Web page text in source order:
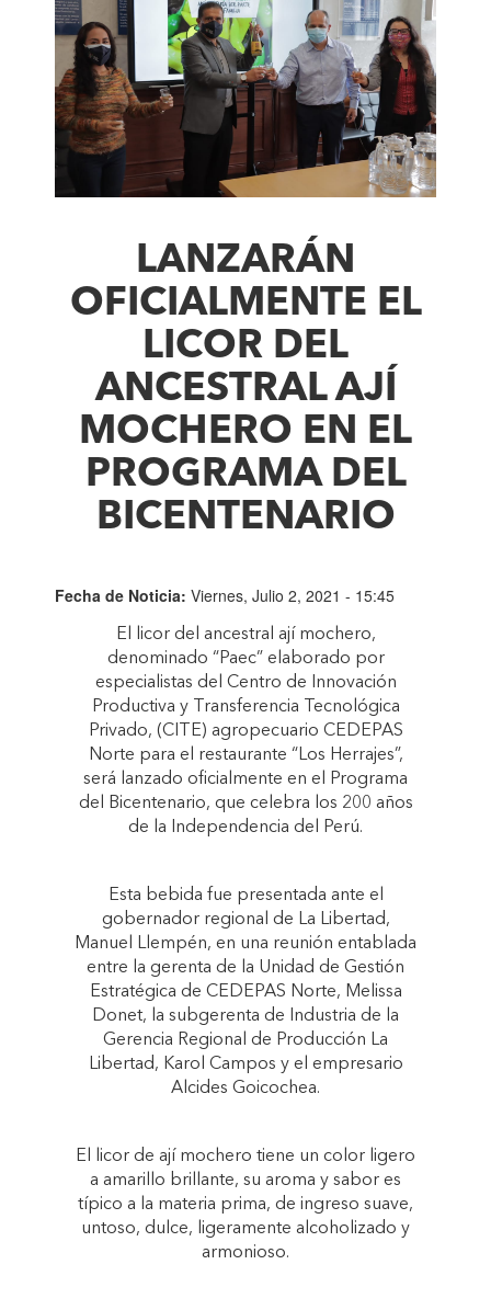
LANZARÁN
OFICIALMENTE EL
LICOR DEL
ANCESTRAL AJÍ
MOCHERO EN EL
PROGRAMA DEL
BICENTENARIO
Fecha de Noticia: Viernes, Julio 2, 2021 - 15:45
El licor del ancestral ají mochero,
denominado “Paec” elaborado por
especialistas del Centro de Innovación
Productiva y Transferencia Tecnológica
Privado, (CITE) agropecuario CEDEPAS
Norte para el restaurante “Los Herrajes”,
será lanzado oficialmente en el Programa
del Bicentenario, que celebra los 200 años
de la Independencia del Perú.
Esta bebida fue presentada ante el
gobernador regional de La Libertad,
Manuel Llempén, en una reunión entablada
entre la gerenta de la Unidad de Gestión
Estratégica de CEDEPAS Norte, Melissa
Donet, la subgerenta de Industria de la
Gerencia Regional de Producción La
Libertad, Karol Campos y el empresario
Alcides Goicochea.
El licor de ají mochero tiene un color ligero
a amarillo brillante, su aroma y sabor es
típico a la materia prima, de ingreso suave,
untoso, dulce, ligeramente alcoholizado y
armonioso.